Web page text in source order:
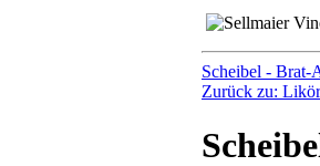
Scheibel - Brat-
Zurück zu: